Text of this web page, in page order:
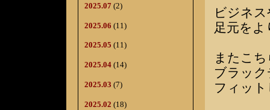
2025.07 (2)
2025.06 (11)
2025.05 (11)
2025.04 (14)
2025.03 (7)
2025.02 (18)
ビジネ
足元を
またこ
ブラッ
フィッ